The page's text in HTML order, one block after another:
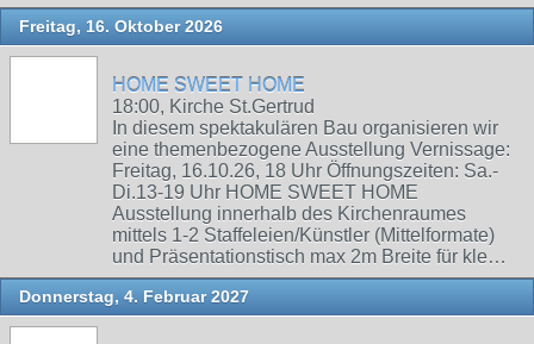
Freitag, 16. Oktober 2026
HOME SWEET HOME
18:00, Kirche St.Gertrud
In diesem spektakulären Bau organisieren wir
eine themenbezogene Ausstellung Vernissage:
Freitag, 16.10.26, 18 Uhr Öffnungszeiten: Sa.-
Di.13-19 Uhr HOME SWEET HOME
Ausstellung innerhalb des Kirchenraumes
mittels 1-2 Staffeleien/Künstler (Mittelformate)
und Präsentationstisch max 2m Breite für kle…
Donnerstag, 4. Februar 2027